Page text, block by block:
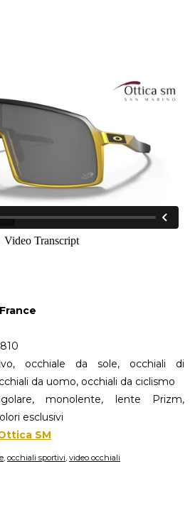
occhiale da sole, occhiali di
da uomo, occhiali da ciclismo
monolente, lente Prizm,
esclusivi
SM
, occhiali sportivi, video occhiali